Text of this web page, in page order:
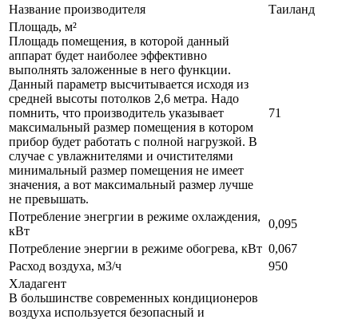
Название производителя
Таиланд
Площадь, м²
Площадь помещения, в которой данный
аппарат будет наиболее эффективно
выполнять заложенные в него функции.
Данный параметр высчитывается исходя из
средней высоты потолков 2,6 метра. Надо
помнить, что производитель указывает
максимальный размер помещения в котором
прибор будет работать с полной нагрузкой. В
случае с увлажнителями и очистителями
минимальный размер помещения не имеет
значения, а вот максимальный размер лучше
не превышать.
71
Потребление энегргии в режиме охлаждения,
кВт
0,095
Потребление энергии в режиме обогрева, кВт 0,067
Расход воздуха, м3/ч
950
Хладагент
В большинстве современных кондиционеров
воздуха используется безопасный и